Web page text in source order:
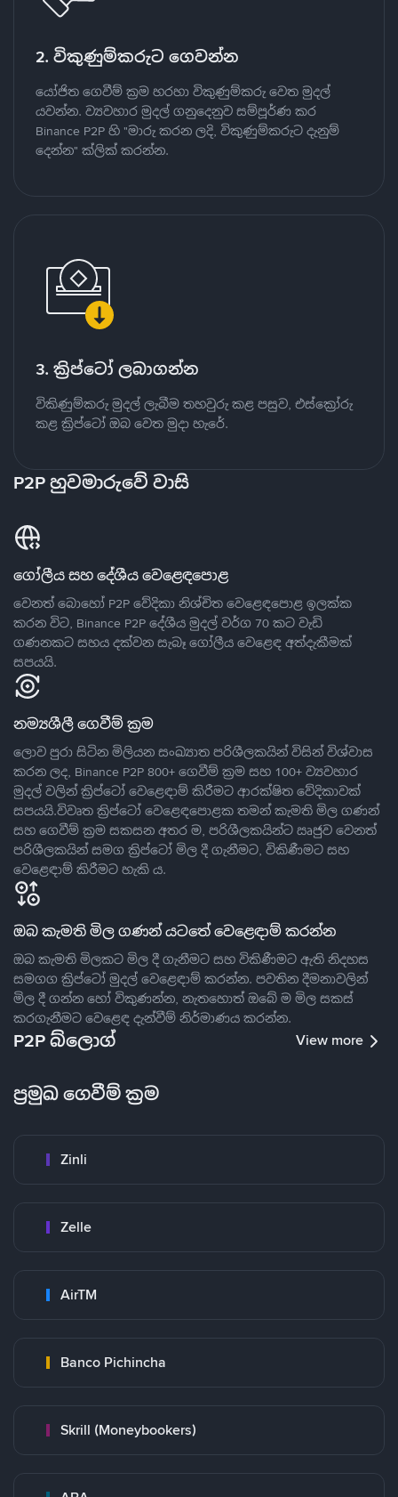
2. විකුණුම්කරුට ගෙවන්න
යෝජිත ගෙවීම් ක්‍රම හරහා විකුණුම්කරු වෙත මුදල්
යවන්න. ව්‍යවහාර මුදල් ගනුදෙනුව සම්පූර්ණ කර
Binance P2P හි "මාරු කරන ලදි, විකුණුම්කරුට දැනුම්
දෙන්න" ක්ලික් කරන්න.
3. ක්‍රිප්ටෝ ලබාගන්න
විකිණුම්කරු මුදල් ලැබීම තහවුරු කළ පසුව, එස්ක්‍රෝරු
කළ ක්‍රිප්ටෝ ඔබ වෙත මුදා හැරේ.
P2P හුවමාරුවේ වාසි
ගෝලීය සහ දේශීය වෙළෙඳපොළ
වෙනත් බොහෝ P2P වේදිකා නිශ්චිත වෙළෙඳපොළ ඉලක්ක
කරන විට, Binance P2P දේශීය මුදල් වර්ග 70 කට වැඩි
ගණනකට සහය දක්වන සැබෑ ගෝලීය වෙළෙඳ අත්දැකීමක්
සපයයි.
නම්‍යශීලී ගෙවීම් ක්‍රම
ලොව පුරා සිටින මිලියන සංඛ්‍යාත පරිශීලකයින් විසින් විශ්වාස
කරන ලද, Binance P2P 800+ ගෙවීම් ක්‍රම සහ 100+ ව්‍යවහාර
මුදල් වලින් ක්‍රිප්ටෝ වෙළෙඳාම් කිරීමට ආරක්ෂිත වේදිකාවක්
සපයයි.විවෘත ක්‍රිප්ටෝ වෙළෙඳපොළක තමන් කැමති මිල ගණන්
සහ ගෙවීම් ක්‍රම සකසන අතර ම, පරිශීලකයින්ට ඍජුව වෙනත්
පරිශීලකයින් සමග ක්‍රිප්ටෝ මිල දී ගැනීමට, විකිණීමට සහ
වෙළෙඳාම් කිරීමට හැකි ය.
ඔබ කැමති මිල ගණන් යටතේ වෙළෙඳාම් කරන්න
ඔබ කැමති මිලකට මිල දී ගැනීමට සහ විකිණීමට ඇති නිදහස
සමගග ක්‍රිප්ටෝ මුදල් වෙළෙඳාම් කරන්න. පවතින දීමනාවලින්
මිල දී ගන්න හෝ විකුණන්න, නැතහොත් ඔබේ ම මිල සකස්
කරගැනීමට වෙළෙඳ දැන්වීම් නිර්මාණය කරන්න.
P2P බ්ලොග් View more
ප්‍රමුඛ ගෙවීම් ක්‍රම
Zinli
Zelle
AirTM
Banco Pichincha
Skrill (Moneybookers)